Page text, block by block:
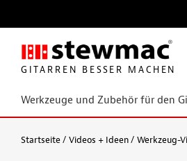
GITARREN BESSER MACHEN
Werkzeuge und Zubehör für den
Startseite Videos + Ideen Werkzeug-